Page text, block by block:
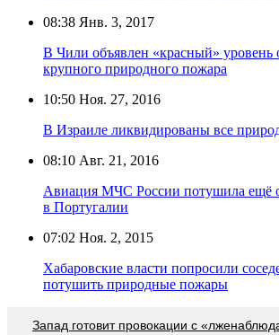
08:38 Янв. 3, 2017
В Чили объявлен «красный» уровень
крупного природного пожара
10:50 Ноя. 27, 2016
В Израиле ликвидированы все
08:10 Авг. 21, 2016
Авиация МЧС России потушила ещё
в Португалии
07:02 Ноя. 2, 2015
Хабаровские власти попросили
потушить природные пожары
Запад готовит провокации с